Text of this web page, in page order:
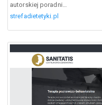
autorskiej poradni…
strefadietetyki.pl